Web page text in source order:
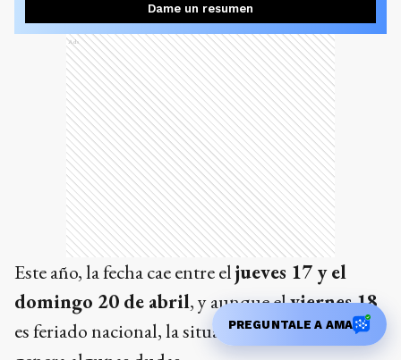
Dame un resumen
Ads
Este año, la fecha cae entre eljueves 17 y el
domingo 20 de abril, y aunque elviernes 18
es feriado nacional, la situación con el jueves
PREGUNTALE A AMA